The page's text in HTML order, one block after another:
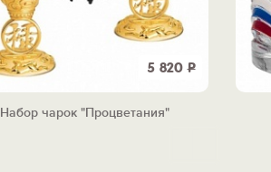
5 820Р
Набор чарок "Процветания"